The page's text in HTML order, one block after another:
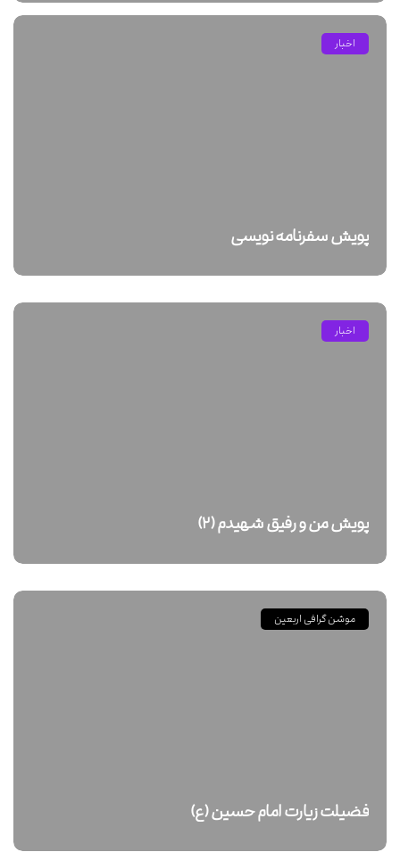
اخبار
پویش سفرنامه نویسی
اخبار
پویش من و رفیق شهیدم (۲)
موشن گرافی اربعین
فضیلت زیارت امام حسین (ع)